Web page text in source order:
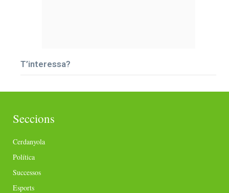
T’interessa?
Seccions
Cerdanyola
Política
Successos
Esports